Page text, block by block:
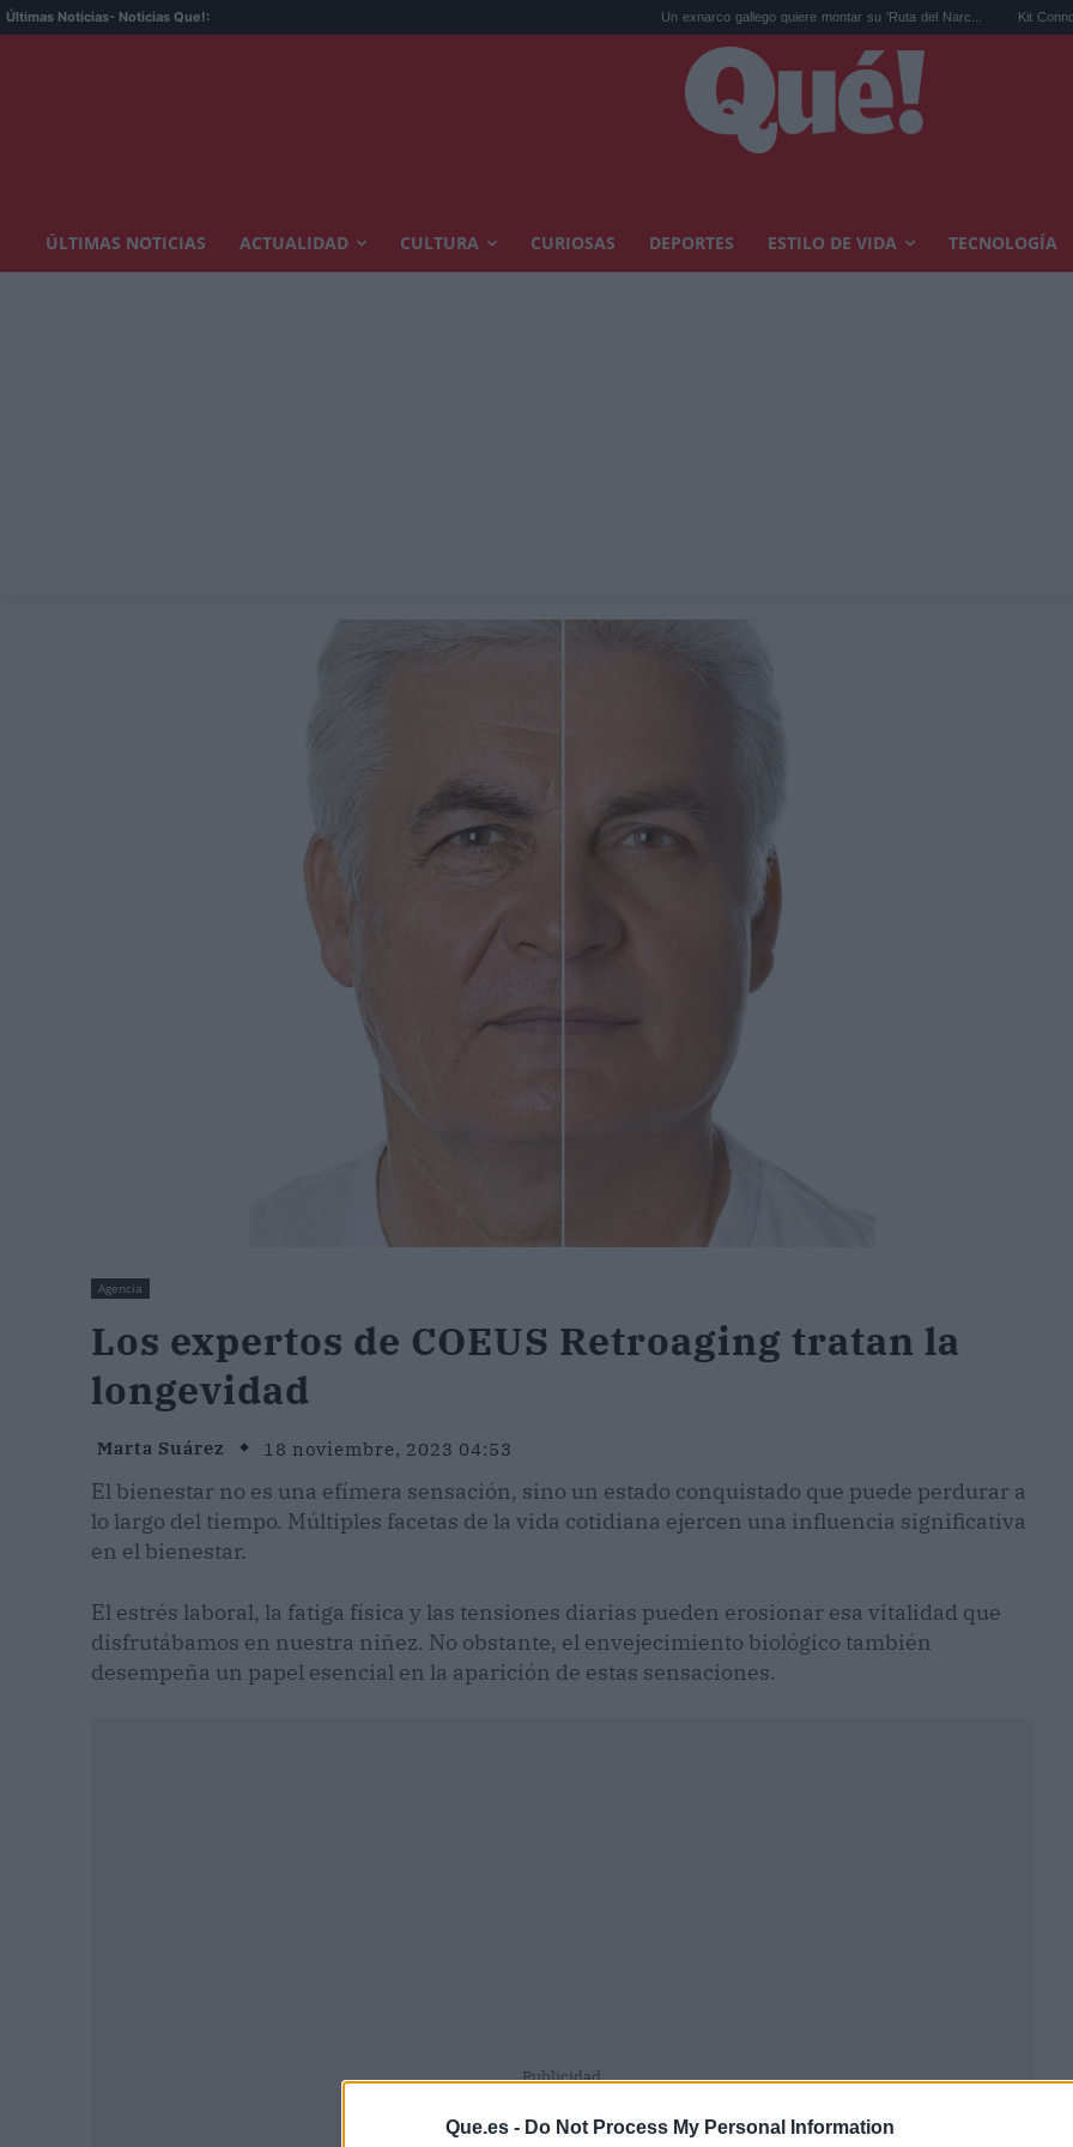
Que.es - Do Not Process My Personal Information
Últimas Noticias- Noticias Que!: Un exnarco gallego quiere montar su 'Ruta del Narc... Kit Connor será Cíclope
ÚLTIMAS NOTICIAS ACTUALIDAD CULTURA CURIOSAS DEPORTES ESTILO DE VIDA TECNOLOGÍA
Agencia
Los expertos de COEUS Retroaging tratan la
longevidad
Marta Suárez 18 noviembre, 2023 04:53
El bienestar no es una efímera sensación, sino un estado conquistado que puede perdurar a
lo largo del tiempo. Múltiples facetas de la vida cotidiana ejercen una influencia significativa
en el bienestar.
El estrés laboral, la fatiga física y las tensiones diarias pueden erosionar esa vitalidad que
disfrutábamos en nuestra niñez. No obstante, el envejecimiento biológico también
desempeña un papel esencial en la aparición de estas sensaciones.
Publicidad